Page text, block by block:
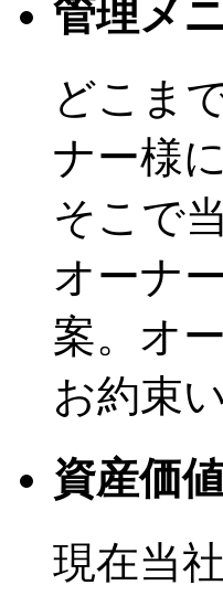
管理メ
どこま
ナー様
そこで
オーナ
案。オ
お約束
資産価
現在当